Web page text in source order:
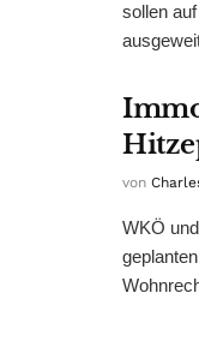
sollen
von
WKÖ